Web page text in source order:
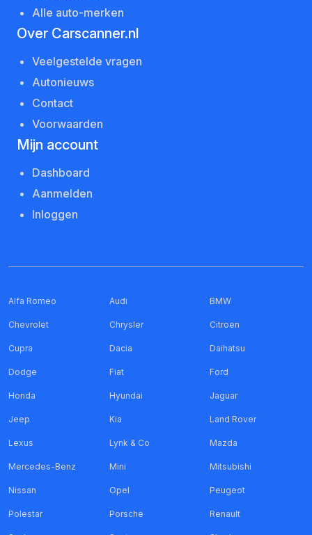
Alle auto-merken
Over Carscanner.nl
Veelgestelde vragen
Autonieuws
Contact
Voorwaarden
Mijn account
Dashboard
Aanmelden
Inloggen
Alfa Romeo Audi BMW
Chevrolet Chrysler Citroen
Cupra Dacia Daihatsu
Dodge Fiat Ford
Honda Hyundai Jaguar
Jeep Kia Land Rover
Lexus Lynk & Co Mazda
Mercedes-Benz Mini Mitsubishi
Nissan Opel Peugeot
Polestar Porsche Renault